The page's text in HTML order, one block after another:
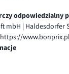
odpowiedzialny
mbH | Haldesdorfer
https://